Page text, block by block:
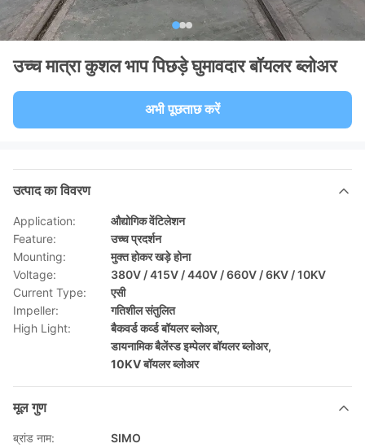
उच्च मात्रा कुशल भाप पिछड़े घुमावदार बॉयलर ब्लोअर
अभी पूछताछ करें
उत्पाद का विवरण
Application:
औद्योगिक वेंटिलेशन
Feature:
उच्च प्रदर्शन
Mounting:
मुक्त होकर खड़े होना
Voltage:
380V / 415V / 440V / 660V / 6KV / 10KV
Current Type:
एसी
Impeller:
गतिशील संतुलित
High Light:
बैकवर्ड कर्व्ड बॉयलर ब्लोअर,
डायनामिक बैलेंस्ड इम्पेलर बॉयलर ब्लोअर,
10KV बॉयलर ब्लोअर
मूल गुण
ब्रांड नाम:
SIMO